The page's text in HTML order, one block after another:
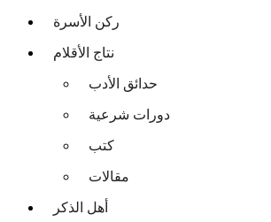
ركن الأسرة
نتاج الأقلام
حدائق الأدب
دورات شرعية
كتب
مقالات
أهل الذكر